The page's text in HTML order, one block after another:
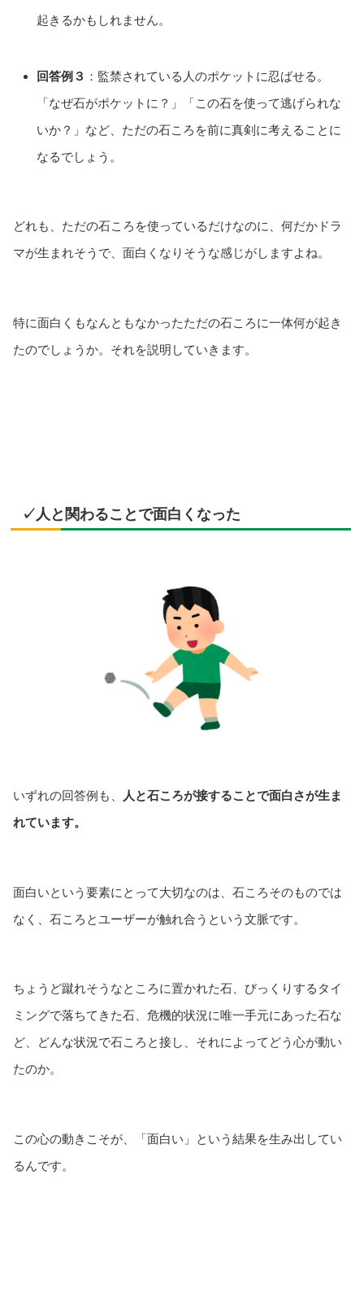
起きるかもしれません。
回答例３ ：監禁されている人のポケットに忍ばせる。
「なぜ石がポケットに？」「この石を使って逃げられな
いか？」など、ただの石ころを前に真剣に考えることに
なるでしょう。
どれも、ただの石ころを使っているだけなのに、何だかドラ
マが生まれそうで、面白くなりそうな感じがしますよね。
特に面白くもなんともなかったただの石ころに一体何が起き
たのでしょうか。それを説明していきます。
✓人と関わることで面白くなった
いずれの回答例も、
人と石ころが接することで面白さが生ま
れています。
面白いという要素にとって大切なのは、石ころそのものでは
なく、石ころとユーザーが触れ合うという文脈です。
ちょうど蹴れそうなところに置かれた石、びっくりするタイ
ミングで落ちてきた石、危機的状況に唯一手元にあった石な
ど、どんな状況で石ころと接し、それによってどう心が動い
たのか。
この心の動きこそが、「面白い」という結果を生み出してい
るんです。